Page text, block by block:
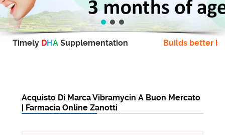
Timely DHA Supplementation Builds better
Acquisto Di Marca Vibramycin A Buon Mercato
| Farmacia Online Zanotti